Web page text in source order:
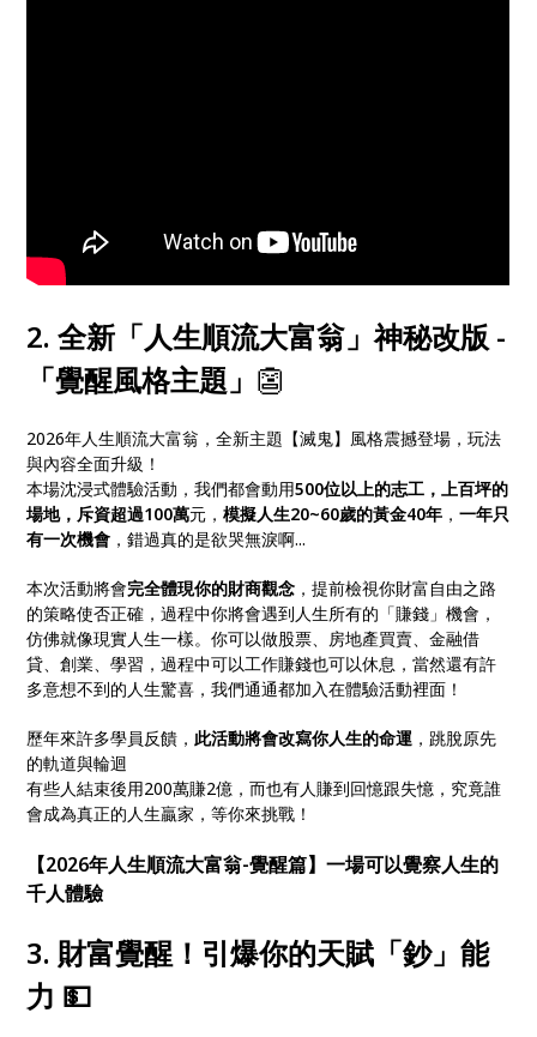
2. 全新「人生順流大富翁」神秘改版 -
「覺醒風格主題」 👺
2026年人生順流大富翁，全新主題【滅鬼】風格震撼登場，玩法
與內容全面升級！
本場沈浸式體驗活動，我們都會動用500位以上的志工，上百坪的
場地，斥資超過100萬元，模擬人生20~60歲的黃金40年 ，一年只
有一次機會 ，錯過真的是欲哭無淚啊...
本次活動將會完全體現你的財商觀念 ，提前檢視你財富自由之路
的策略使否正確，過程中你將會遇到人生所有的「賺錢」機會，
仿佛就像現實人生一樣。你可以做股票、房地產買賣、金融借
貸、創業、學習，過程中可以工作賺錢也可以休息，當然還有許
多意想不到的人生驚喜，我們通通都加入在體驗活動裡面！
歷年來許多學員反饋，此活動將會改寫你人生的命運 ，跳脫原先
的軌道與輪迴
有些人結束後用200萬賺2億，而也有人賺到回憶跟失憶，究竟誰
會成為真正的人生贏家，等你來挑戰！
【2026年人生順流大富翁-覺醒篇】一場可以覺察人生的
千人體驗
3. 財富覺醒！引爆你的天賦「鈔」能
力 💵